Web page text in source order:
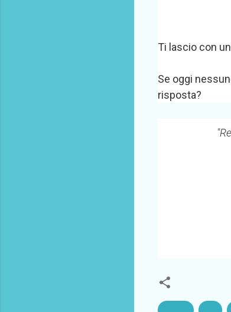
Ti lascio con
Se oggi
risposta?